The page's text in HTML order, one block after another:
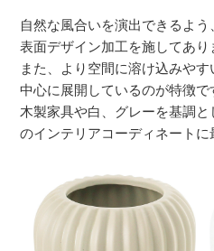
自然な風合いを演出できるよ
表面デザイン加工を施してあり
また、より空間に溶け込みや
中心に展開しているのが特徴で
木製家具や白、グレーを基調
のインテリアコーディネートに